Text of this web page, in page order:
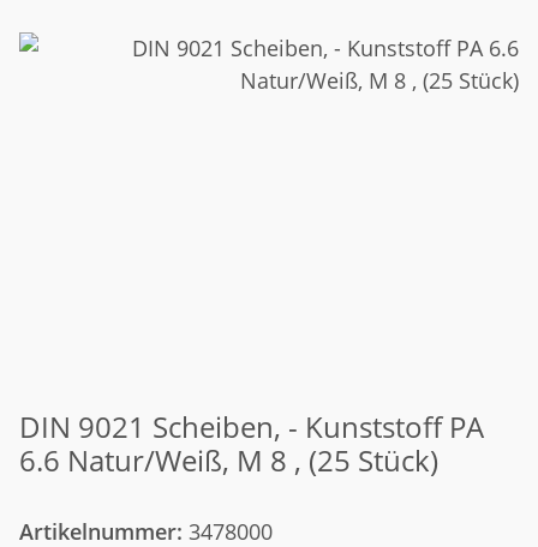
DIN 9021 Scheiben, - Kunststoff PA
6.6 Natur/Weiß, M 8 , (25 Stück)
Artikelnummer: 3478000